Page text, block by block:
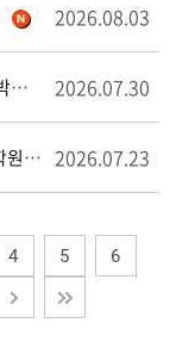
2026.08.03
학습디자인연구소(김경 교수 연구실) 박사후연구원 채용 공고 2026.07.30
한국에너지공과대학교“에너지 AX 대학원” (김종권 교수 연구실) 행정연구원 채용 공고 2026.07.23
4 5
6